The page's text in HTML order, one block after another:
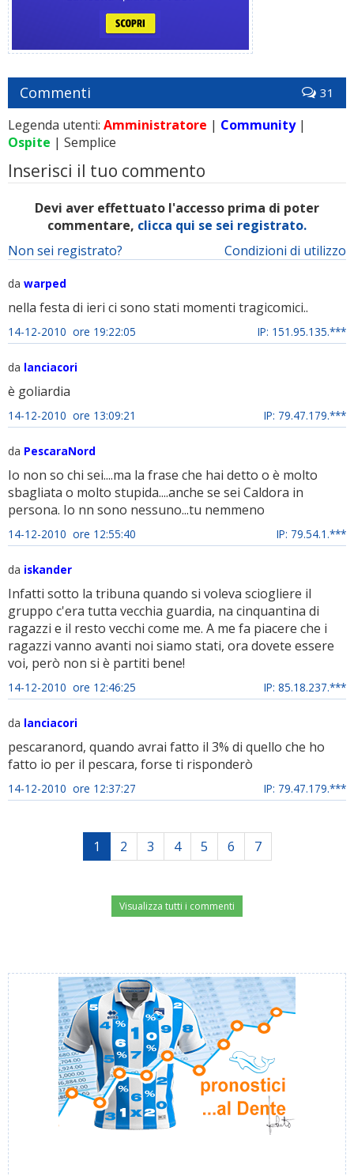
Commenti 31
Legenda utenti: Amministratore | Community|
Ospite | Semplice
Inserisci il tuo commento
Devi aver effettuato l'accesso prima di poter
commentare, clicca qui se sei registrato.
Condizioni di utilizzo
Non sei registrato?
da warped
nella festa di ieri ci sono stati momenti tragicomici..
14-12-2010 ore 19:22:05 IP: 151.95.135.***
da lanciacori
è goliardia
14-12-2010 ore 13:09:21 IP: 79.47.179.***
da PescaraNord
Io non so chi sei....ma la frase che hai detto o è molto
sbagliata o molto stupida....anche se sei Caldora in
persona. Io nn sono nessuno...tu nemmeno
14-12-2010 ore 12:55:40 IP: 79.54.1.***
da iskander
Infatti sotto la tribuna quando si voleva sciogliere il
gruppo c'era tutta vecchia guardia, na cinquantina di
ragazzi e il resto vecchi come me. A me fa piacere che i
ragazzi vanno avanti noi siamo stati, ora dovete essere
voi, però non si è partiti bene!
14-12-2010 ore 12:46:25 IP: 85.18.237.***
da lanciacori
pescaranord, quando avrai fatto il 3% di quello che ho
fatto io per il pescara, forse ti risponderò
14-12-2010 ore 12:37:27 IP: 79.47.179.***
1 2 3 4 5 6 7
Visualizza tutti i commenti